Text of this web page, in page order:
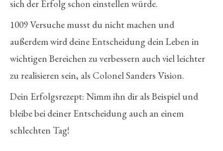
sich der Erfolg schon einstellen würde.
1009 Versuche musst du nicht machen und
außerdem wird deine Entscheidung dein Leben in
wichtigen Bereichen zu verbessern auch viel leichter
zu realisieren sein, als Colonel Sanders Vision.
Dein Erfolgsrezept: Nimm ihn dir als Beispiel und
bleibe bei deiner Entscheidung auch an einem
schlechten Tag!